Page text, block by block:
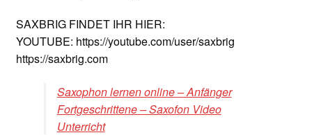
SAXBRIG FINDET IHR HIER:
YOUTUBE: https://youtube.com/user/saxbrig
https://saxbrig.com
Saxophon lernen online – Anfänger
Fortgeschrittene – Saxofon Video
Unterricht